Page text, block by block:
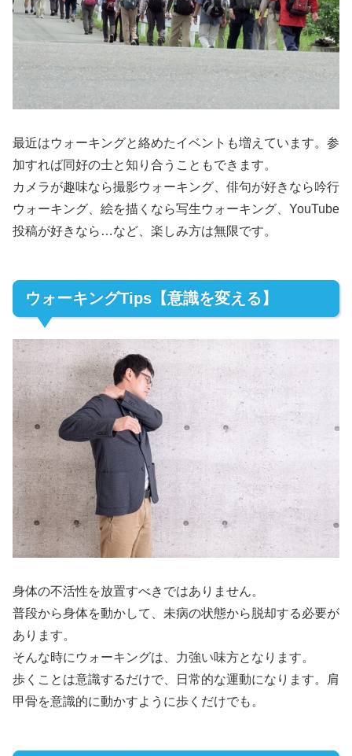
最近はウォーキングと絡めたイベントも増えています。参
加すれば同好の士と知り合うこともできます。
カメラが趣味なら撮影ウォーキング、俳句が好きなら吟行
ウォーキング、絵を描くなら写生ウォーキング、YouTube
投稿が好きなら…など、楽しみ方は無限です。
ウォーキングTips【意識を変える】
身体の不活性を放置すべきではありません。
普段から身体を動かして、未病の状態から脱却する必要が
あります。
そんな時にウォーキングは、力強い味方となります。
歩くことは意識するだけで、日常的な運動になります。肩
甲骨を意識的に動かすように歩くだけでも。